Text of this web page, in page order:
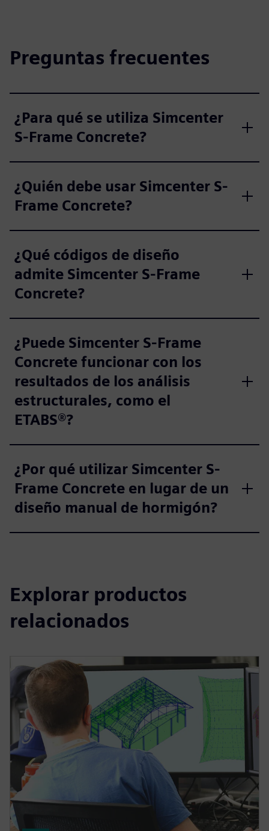
Preguntas frecuentes
¿Para qué se utiliza Simcenter
S-Frame Concrete?
¿Quién debe usar Simcenter S-
Frame Concrete?
¿Qué códigos de diseño
admite Simcenter S-Frame
Concrete?
¿Puede Simcenter S-Frame
Concrete funcionar con los
resultados de los análisis
estructurales, como el
ETABS®?
¿Por qué utilizar Simcenter S-
Frame Concrete en lugar de un
diseño manual de hormigón?
Explorar productos
relacionados